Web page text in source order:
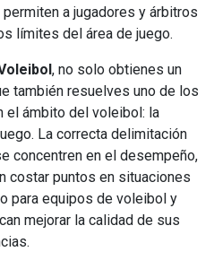
a jugadores y árbitros
límites del área de juego.
, no solo obtienes un
también resuelves uno de los
el ámbito del voleibol: la
La correcta delimitación
concentren en el desempeño,
costar puntos en situaciones
para equipos de voleibol y
mejorar la calidad de sus